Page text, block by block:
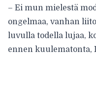
– Ei mun mielestä
ongelmaa, vanhan
luvulla todella lujaa,
ennen kuulematonta,